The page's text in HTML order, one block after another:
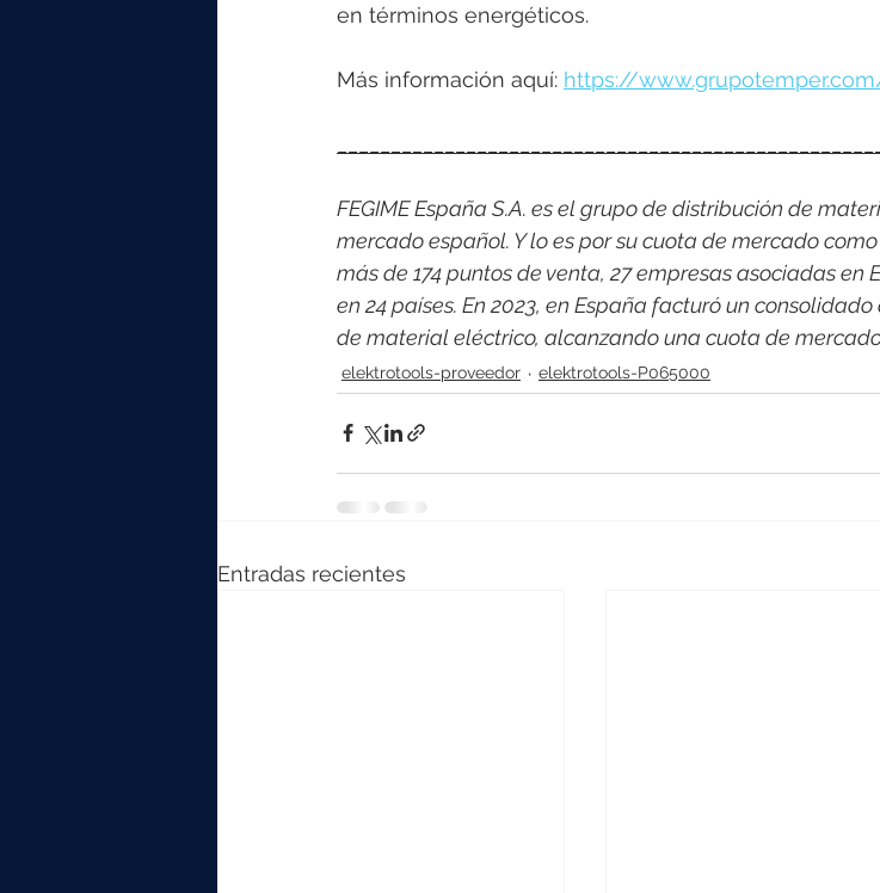
en términos energéticos.
Más información aquí: https://
FEGIME España S.A. es el grupo de distribución de
mercado español. Y lo es por su cuota de mercado
más de 174 puntos de venta, 27 empresas asociadas en
en 24 países. En 2023, en España facturó un
de material eléctrico, alcanzando una cuota de mercado
elektrotools-proveedor elektrotools-P065000
Entradas recientes